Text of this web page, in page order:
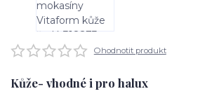
Ohodnotit produkt
Kůže- vhodné i pro halux